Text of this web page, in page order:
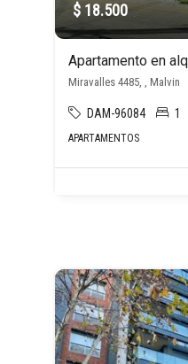
$ 18.500
Miravalles 4485, , Malvin
DAM-96084 1
APARTAMENTOS